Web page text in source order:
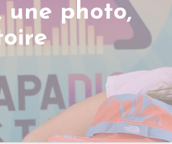
une photo,